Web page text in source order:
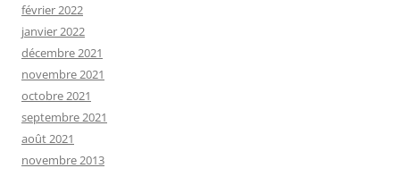
février 2022
janvier 2022
décembre 2021
novembre 2021
octobre 2021
septembre 2021
août 2021
novembre 2013